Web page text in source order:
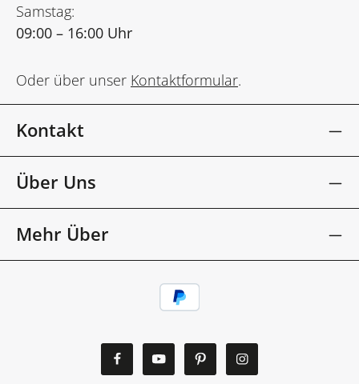
Samstag:
09:00 – 16:00 Uhr
Oder über unser Kontaktformular.
Kontakt
Über Uns
Mehr Über